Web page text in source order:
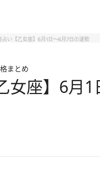
占い【乙女座】6月1日～6月7日の運勢
まとめ
女座】6月